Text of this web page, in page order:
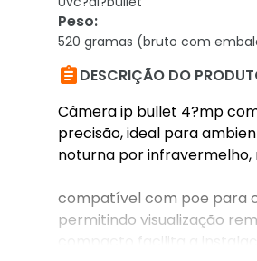
Peso:
520 gramas (bruto com
DESCRIÇÃO DO
Câmera ip bullet 4?mp
precisão, ideal para
noturna por
compatível com poe para
permitindo visualização
compacto facilita a